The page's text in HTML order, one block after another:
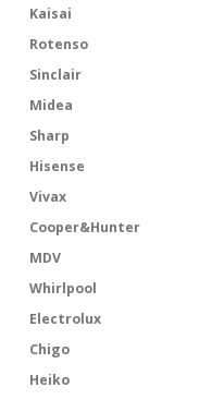
Kaisai
Rotenso
Sinclair
Midea
Sharp
Hisense
Vivax
Cooper&Hunter
MDV
Whirlpool
Electrolux
Chigo
Heiko